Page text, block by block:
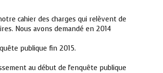
cahier des charges qui relèvent de
Nous avons demandé en 2014
publique fin 2015.
au début de l'enquête publique